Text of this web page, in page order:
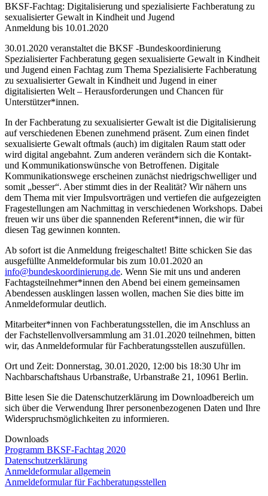
BKSF-Fachtag: Digitalisierung und spezialisierte Fachberatung zu
sexualisierter Gewalt in Kindheit und Jugend
Anmeldung bis 10.01.2020
30.01.2020 veranstaltet die BKSF -Bundeskoordinierung
Spezialisierter Fachberatung gegen sexualisierte Gewalt in Kindheit
und Jugend einen Fachtag zum Thema Spezialisierte Fachberatung
zu sexualisierter Gewalt in Kindheit und Jugend in einer
digitalisierten Welt – Herausforderungen und Chancen für
Unterstützer*innen.
In der Fachberatung zu sexualisierter Gewalt ist die Digitalisierung
auf verschiedenen Ebenen zunehmend präsent. Zum einen findet
sexualisierte Gewalt oftmals (auch) im digitalen Raum statt oder
wird digital angebahnt. Zum anderen verändern sich die Kontakt-
und Kommunikationswünsche von Betroffenen. Digitale
Kommunikationswege erscheinen zunächst niedrigschwelliger und
somit „besser“. Aber stimmt dies in der Realität? Wir nähern uns
dem Thema mit vier Impulsvorträgen und vertiefen die aufgezeigten
Fragestellungen am Nachmittag in verschiedenen Workshops. Dabei
freuen wir uns über die spannenden Referent*innen, die wir für
diesen Tag gewinnen konnten.
Ab sofort ist die Anmeldung freigeschaltet! Bitte schicken Sie das
ausgefüllte Anmeldeformular bis zum 10.01.2020 an
info@bundeskoordinierung.de. Wenn Sie mit uns und anderen
Fachtagsteilnehmer*innen den Abend bei einem gemeinsamen
Abendessen ausklingen lassen wollen, machen Sie dies bitte im
Anmeldeformular deutlich.
Mitarbeiter*innen von Fachberatungsstellen, die im Anschluss an
der Fachstellenvollversammlung am 31.01.2020 teilnehmen, bitten
wir, das Anmeldeformular für Fachberatungsstellen auszufüllen.
Ort und Zeit: Donnerstag, 30.01.2020, 12:00 bis 18:30 Uhr im
Nachbarschaftshaus Urbanstraße, Urbanstraße 21, 10961 Berlin.
Bitte lesen Sie die Datenschutzerklärung im Downloadbereich um
sich über die Verwendung Ihrer personenbezogenen Daten und Ihre
Widerspruchsmöglichkeiten zu informieren.
Downloads
Programm BKSF-Fachtag 2020
Datenschutzerklärung
Anmeldeformular allgemein
Anmeldeformular für Fachberatungsstellen